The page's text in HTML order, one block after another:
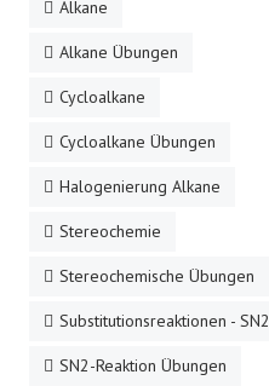
Alkane
Alkane Übungen
Cycloalkane
Cycloalkane Übungen
Halogenierung Alkane
Stereochemie
Stereochemische Übungen
Substitutionsreaktionen - SN2
SN2-Reaktion Übungen